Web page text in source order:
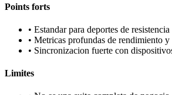
Points forts
• Estandar para deportes de resistencia
• Metricas profundas de rendimiento y
• Sincronizacion fuerte con
Limites